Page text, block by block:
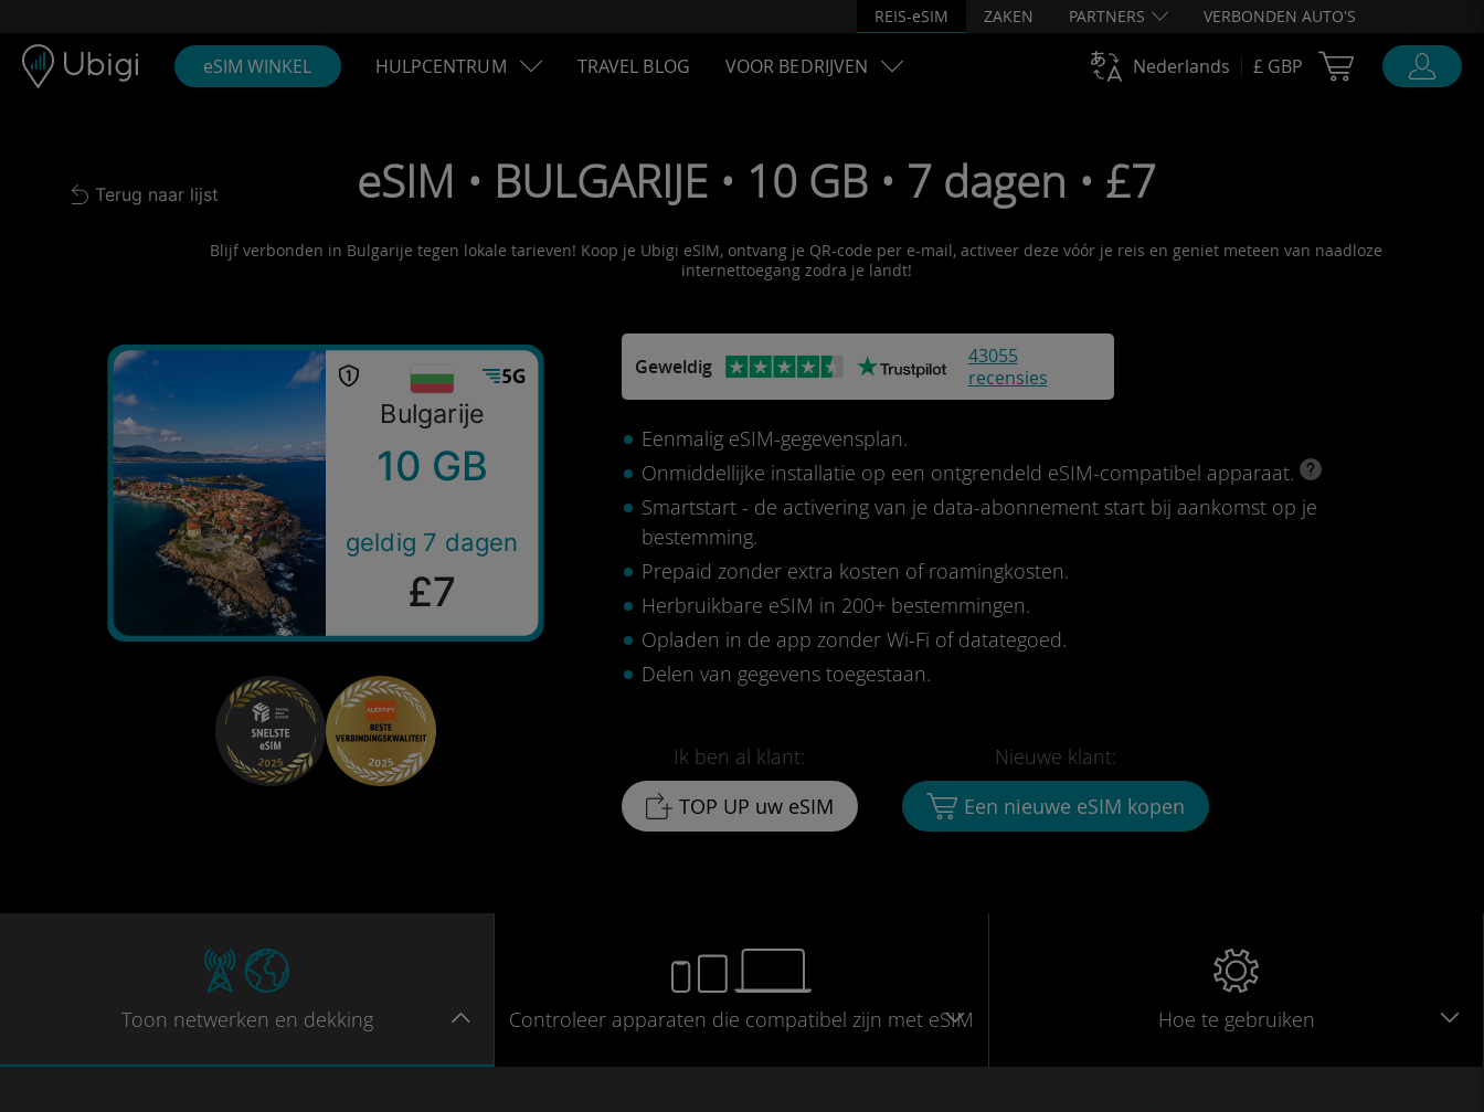
REIS-eSIM ZAKEN PARTNERS VERBONDEN AUTO'S
eSIM WINKEL HULPCENTRUM TRAVEL BLOG VOOR BEDRIJVEN Nederlands £ GBP Cart Ubigi
Back to list
Terug naar lijst eSIM • BULGARIJE • 10 GB • 7 dagen • £7
Blijf verbonden in Bulgarije tegen lokale tarieven! Koop je Ubigi eSIM, ontvang je QR-code per e-mail, activeer deze vóór je reis en geniet meteen van naadloze
internettoegang zodra je landt!
Bulgarije
10 GB
geldig 7 dagen
£7
Geweldig
43055
recensies
Eenmalig eSIM-gegevensplan.
Onmiddellijke installatie op een ontgrendeld eSIM-compatibel apparaat.
Smartstart - de activering van je data-abonnement start bij aankomst op je
bestemming.
Prepaid zonder extra kosten of roamingkosten.
Herbruikbare eSIM in 200+ bestemmingen.
Opladen in de app zonder Wi-Fi of datategoed.
Delen van gegevens toegestaan.
Ik ben al klant:
TOP UP uw eSIM
Nieuwe klant:
Een nieuwe eSIM kopen
Toon netwerken en dekking Controleer apparaten die compatibel zijn met eSIM Hoe te gebruiken